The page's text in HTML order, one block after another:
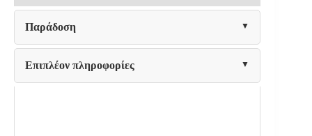
Παράδοση
Επιπλέον πληροφορίες